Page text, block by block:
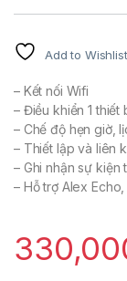
Add to Wishlist
– Kết nối Wifi
– Điều khiển 1 thiết
– Chế độ hẹn giờ,
– Thiết lập và liên
– Ghi nhận sự
– Hỗ trợ Alex